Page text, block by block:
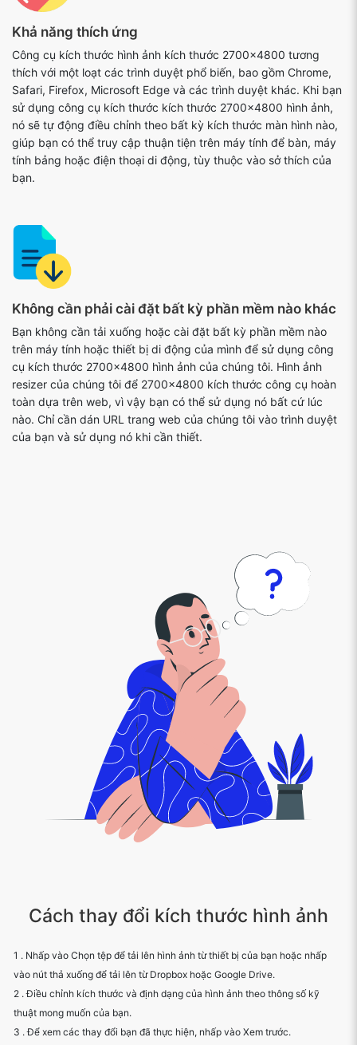
Khả năng thích ứng
Công cụ kích thước hình ảnh kích thước 2700x4800 tương
thích với một loạt các trình duyệt phổ biến, bao gồm Chrome,
Safari, Firefox, Microsoft Edge và các trình duyệt khác. Khi bạn
sử dụng công cụ kích thước kích thước 2700x4800 hình ảnh,
nó sẽ tự động điều chỉnh theo bất kỳ kích thước màn hình nào,
giúp bạn có thể truy cập thuận tiện trên máy tính để bàn, máy
tính bảng hoặc điện thoại di động, tùy thuộc vào sở thích của
bạn.
Không cần phải cài đặt bất kỳ phần mềm nào khác
Bạn không cần tải xuống hoặc cài đặt bất kỳ phần mềm nào
trên máy tính hoặc thiết bị di động của mình để sử dụng công
cụ kích thước 2700x4800 hình ảnh của chúng tôi. Hình ảnh
resizer của chúng tôi để 2700x4800 kích thước công cụ hoàn
toàn dựa trên web, vì vậy bạn có thể sử dụng nó bất cứ lúc
nào. Chỉ cần dán URL trang web của chúng tôi vào trình duyệt
của bạn và sử dụng nó khi cần thiết.
Cách thay đổi kích thước hình ảnh
1 . Nhấp vào Chọn tệp để tải lên hình ảnh từ thiết bị của bạn hoặc nhấp
vào nút thả xuống để tải lên từ Dropbox hoặc Google Drive.
2 . Điều chỉnh kích thước và định dạng của hình ảnh theo thông số kỹ
thuật mong muốn của bạn.
3 . Để xem các thay đổi bạn đã thực hiện, nhấp vào Xem trước.